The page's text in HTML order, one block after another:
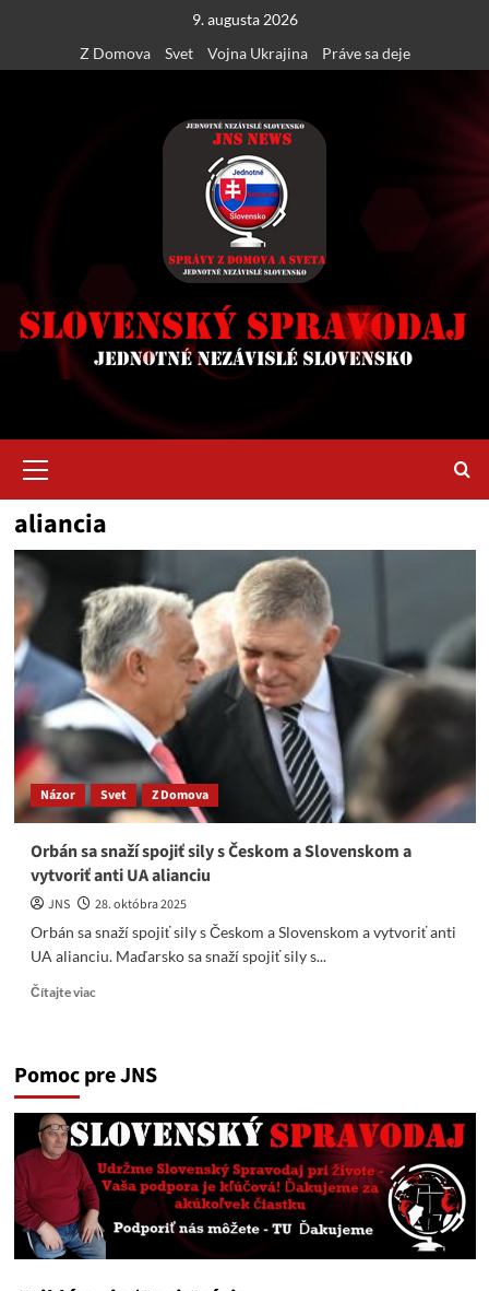
content
9. augusta 2026
Z Domova
Svet Vojna Ukrajina Práve sa deje
Menu
aliancia
Názor Svet Z Domova
Orbán sa snaží spojiť sily s Českom a Slovenskom a
vytvoriť anti UA alianciu
JNS
28. októbra 2025
Orbán sa snaží spojiť sily s Českom a Slovenskom a vytvoriť anti
UA alianciu. Maďarsko sa snaží spojiť sily s...
Čítajte viacRead
sa
spojiť
sily
Českom
a
Slovenskom
a
vytvoriť
Pomoc pre JNS